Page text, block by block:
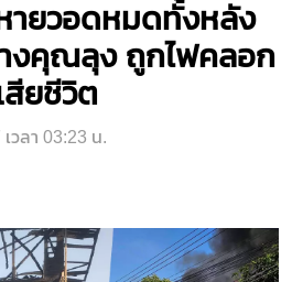
ายวอดหมดทั้งหลัง
งคุณลุง ถูกไฟคลอก
สียชีวิต
วลา 03:23 น.